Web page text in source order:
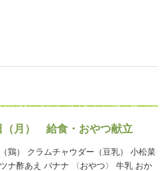
（月） 給食・おやつ献立
鶏） クラムチャウダー（豆乳） 小松菜
ナ酢あえ バナナ 〈おやつ〉 牛乳 おか